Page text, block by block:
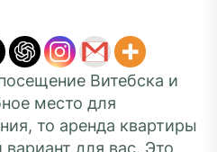
Витебска и
место для
то аренда квартиры
для вас. Это